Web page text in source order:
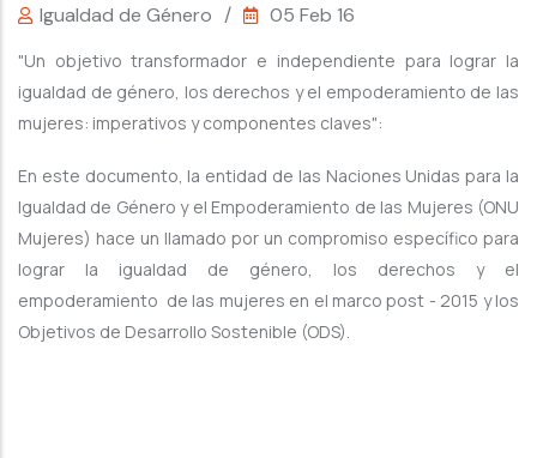
Igualdad de Género / 05 Feb 16
"Un objetivo transformador e independiente para lograr la
igualdad de género, los derechos y el empoderamiento de las
mujeres: imperativos y componentes claves":
En este documento, la entidad de las Naciones Unidas para la
Igualdad de Género y el Empoderamiento de las Mujeres (ONU
Mujeres) hace un llamado por un compromiso específico para
lograr la igualdad de género, los derechos y el
empoderamiento de las mujeres en el marco post - 2015 y los
Objetivos de Desarrollo Sostenible (ODS).